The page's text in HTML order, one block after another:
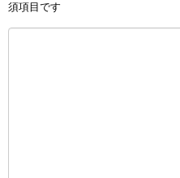
須項目です